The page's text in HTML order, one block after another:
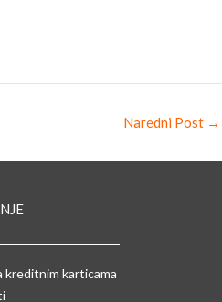
Naredni Post →
kreditnim karticama